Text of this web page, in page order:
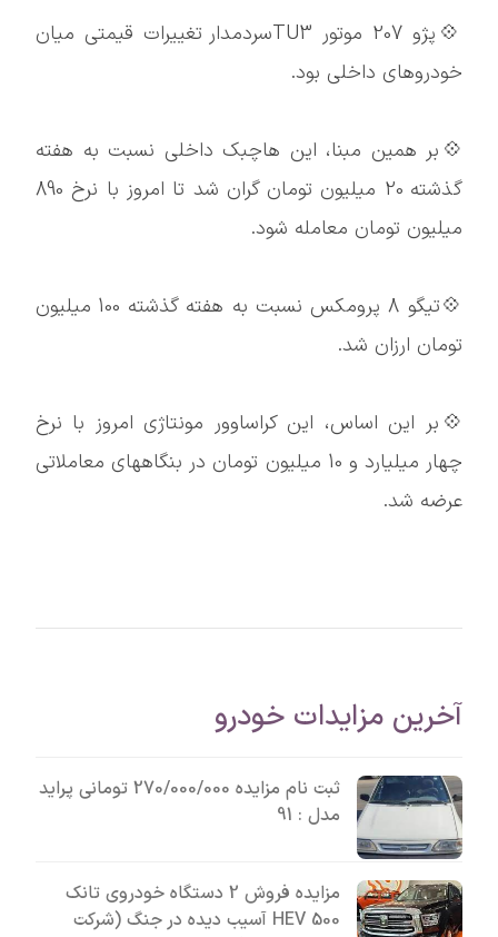
💠پژو 207 موتور TU3سردمدار تغییرات قیمتی میان
خودروهای داخلی بود.
💠بر همین مبنا، این هاچبک داخلی نسبت به هفته
گذشته 20 میلیون تومان گران شد تا امروز با نرخ 890
میلیون تومان معامله شود.
💠تیگو 8 پرومکس نسبت به هفته گذشته 100 میلیون
تومان ارزان شد.
💠بر این اساس، این کراساوور مونتاژی امروز با نرخ
چهار میلیارد و 10 میلیون تومان در بنگاههای معاملاتی
عرضه شد.
آخرین مزایدات خودرو
ثبت نام مزایده 270/000/000 تومانی پراید
مدل : 91
مزایده فروش 2 دستگاه خودروی تانک
500 HEV آسیب دیده در جنگ (شرکت